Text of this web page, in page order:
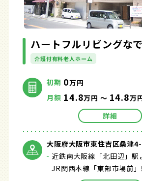
ハートフルリビングな
介護付有料老人ホーム
初期 0万円
月額 14.8万円 ～ 14.8万
詳細
大阪府大阪市東住吉区桑津
近鉄南大阪線「北田辺」駅
JR関西本線「東部市場前